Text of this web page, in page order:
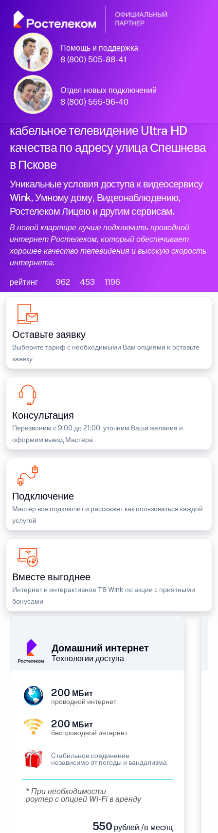
Помощь и поддержка
8 (800) 505-88-41
Отдел новых подключений
8 (800) 555-96-40
Официальный
партнер Ростелеком
Подключили новый интернет и
кабельное телевидение Ultra HD
качества по адресу улица Спешнева
в Пскове
Уникальные условия доступа к видеосервису
Wink, Умному дому, Видеонаблюдению,
Ростелеком Лицею и другим сервисам.
В новой квартире лучше подключить проводной
интернет Ростелеком, который обеспечивает
хорошее качество телевидения и высокую скорость
интернета.
рейтинг 962 453 1196
Оставьте заявку
Выберите тариф с необходимыми Вам опциями и оставьте
заявку
Консультация
Перезвоним с 9:00 до 21:00, уточним Ваши желания и
оформим выезд Мастера
Подключение
Мастер все подключит и расскажет как пользоваться каждой
услугой
Вместе выгоднее
Интернет и интерактивное ТВ Wink по акции с приятными
бонусами
Домашний интернет
Технологии доступа
200 МБит
проводной интернет
200 МБит
беспроводной интернет
Cтабильное соединение
независимо от погоды и вандализма
* При необходимости
роутер с опцией Wi-Fi в аренду
550 рублей /в месяц